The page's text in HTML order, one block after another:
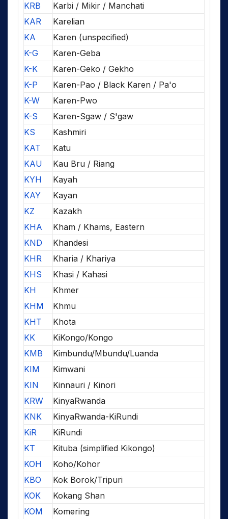
KRB
Karbi / Mikir / Manchati
KAR
Karelian
KA
Karen (unspecified)
K-G
Karen-Geba
K-K
Karen-Geko / Gekho
K-P
Karen-Pao / Black Karen / Pa'o
K-W
Karen-Pwo
K-S
Karen-Sgaw / S'gaw
KS
Kashmiri
KAT
Katu
KAU
Kau Bru / Riang
KYH
Kayah
KAY
Kayan
KZ
Kazakh
KHA
Kham / Khams, Eastern
KND
Khandesi
KHR
Kharia / Khariya
KHS
Khasi / Kahasi
KH
Khmer
KHM
Khmu
KHT
Khota
KK
KiKongo/Kongo
KMB
Kimbundu/Mbundu/Luanda
KIM
Kimwani
KIN
Kinnauri / Kinori
KRW
KinyaRwanda
KNK
KinyaRwanda-KiRundi
KiR
KiRundi
KT
Kituba (simplified Kikongo)
KOH
Koho/Kohor
KBO
Kok Borok/Tripuri
KOK
Kokang Shan
KOM
Komering